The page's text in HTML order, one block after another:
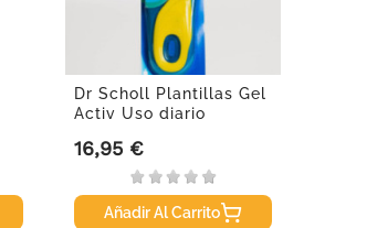
Dr Scholl Plantillas Gel
Activ Uso diario
Precio
16,95 €
Añadir Al Carrito